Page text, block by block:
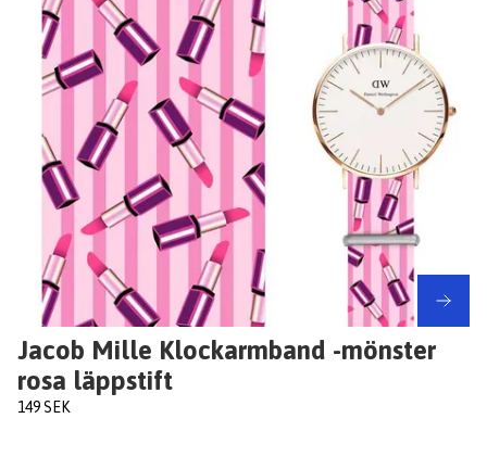
Jacob Mille Klockarmband -mönster
rosa läppstift
149 SEK